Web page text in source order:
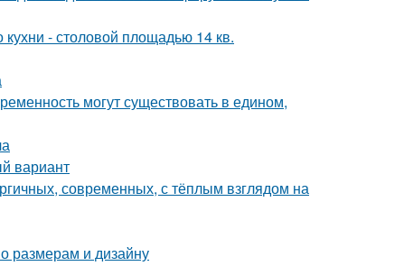
- столовой площадью 14 кв.
могут существовать в едином,
вариант
современных, с тёплым взглядом на
размерам и дизайну